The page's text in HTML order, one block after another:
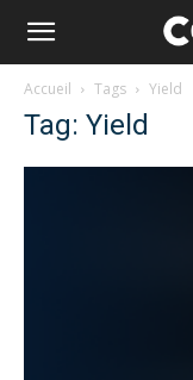
Accueil Tags Yield
Tag: Yield